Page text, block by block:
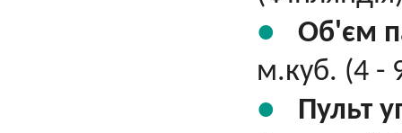
Об'єм
м.куб. (4 -
Пульт